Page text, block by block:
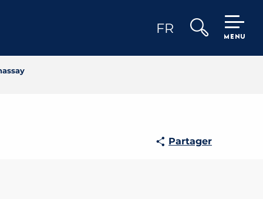
FR
MENU
Partager